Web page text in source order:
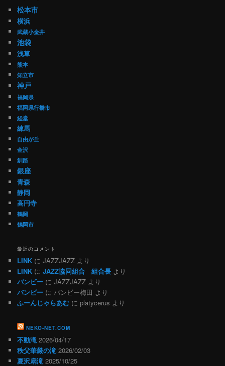
松本市
横浜
武蔵小金井
池袋
浅草
熊本
知立市
神戸
福岡県
福岡県行橋市
経堂
練馬
自由が丘
金沢
釧路
銀座
青森
静岡
高円寺
鶴岡
鶴岡市
最近のコメント
LINK にJAZZJAZZ より
LINK にJAZZ協同組合 組合長 より
バンビー にJAZZJAZZ より
バンビー にバンビー梅田 より
ふーんじゃらあむ にplatycerus より
NEKO-NET.COM
不動滝 2026/04/17
秩父華厳の滝 2026/02/03
夏沢扇滝 2025/10/25